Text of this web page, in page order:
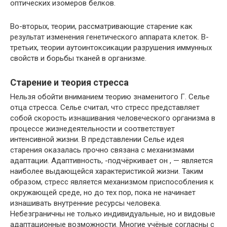
оптических изомеров белков.
Во-вторых, теории, рассматривающие старение как
результат изменения генетического аппарата клеток. В-
третьих, теории аутоинтоксикации разрушения иммунных
свойств и борьбы тканей в организме.
Старение и теория стресса
Нельзя обойти вниманием теорию знаменитого Г. Селье
отца стресса. Селье считал, что стресс представляет
собой скорость изнашивания человеческого организма в
процессе жизнедеятельности и соответствует
интенсивной жизни. В представлении Селье идея
старения оказалась прочно связана с механизмами
адаптации. Адаптивность, -подчёркивает он , — является
наиболее выдающейся характеристикой жизни. Таким
образом, стресс является механизмом приспособления к
окружающей среде, но до тех пор, пока не начинает
изнашивать внутренние ресурсы человека.
Небезграничны не только индивидуальные, но и видовые
адаптационные возможности. Многие учёные согласны с